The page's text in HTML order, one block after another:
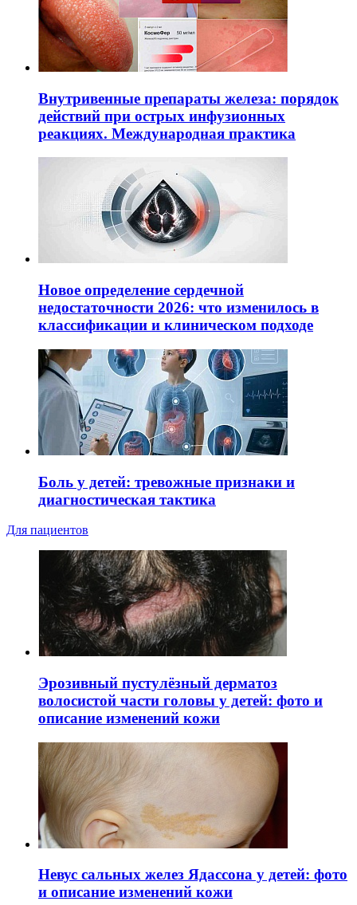
Внутривенные препараты железа: порядок
действий при острых инфузионных
реакциях. Международная практика
Новое определение сердечной
недостаточности 2026: что изменилось в
классификации и клиническом подходе
Боль у детей: тревожные признаки и
диагностическая тактика
Для пациентов
Эрозивный пустулёзный дерматоз
волосистой части головы у детей: фото и
описание изменений кожи
Невус сальных желез Ядассона у детей: фото
и описание изменений кожи